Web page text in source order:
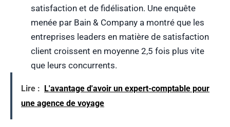
satisfaction et de fidélisation. Une enquête
menée par Bain & Company a montré que les
entreprises leaders en matière de satisfaction
client croissent en moyenne 2,5 fois plus vite
que leurs concurrents.
Lire : L'avantage d'avoir un expert-comptable pour
une agence de voyage